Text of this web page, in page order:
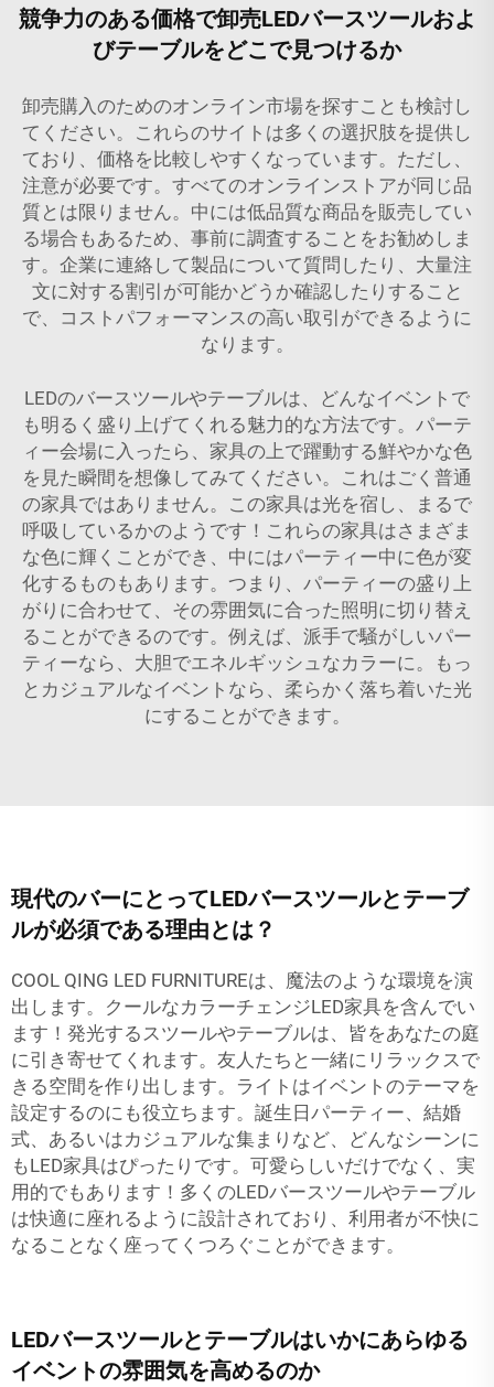
競争力のある価格で卸売LEDバースツールおよ
びテーブルをどこで見つけるか
卸売購入のためのオンライン市場を探すことも検討し
てください。これらのサイトは多くの選択肢を提供し
ており、価格を比較しやすくなっています。ただし、
注意が必要です。すべてのオンラインストアが同じ品
質とは限りません。中には低品質な商品を販売してい
る場合もあるため、事前に調査することをお勧めしま
す。企業に連絡して製品について質問したり、大量注
文に対する割引が可能かどうか確認したりすること
で、コストパフォーマンスの高い取引ができるように
なります。
LEDのバースツールやテーブルは、どんなイベントで
も明るく盛り上げてくれる魅力的な方法です。パーテ
ィー会場に入ったら、家具の上で躍動する鮮やかな色
を見た瞬間を想像してみてください。これはごく普通
の家具ではありません。この家具は光を宿し、まるで
呼吸しているかのようです！これらの家具はさまざま
な色に輝くことができ、中にはパーティー中に色が変
化するものもあります。つまり、パーティーの盛り上
がりに合わせて、その雰囲気に合った照明に切り替え
ることができるのです。例えば、派手で騒がしいパー
ティーなら、大胆でエネルギッシュなカラーに。もっ
とカジュアルなイベントなら、柔らかく落ち着いた光
にすることができます。
現代のバーにとってLEDバースツールとテーブ
ルが必須である理由とは？
COOL QING LED FURNITUREは、魔法のような環境を演
出します。クールなカラーチェンジLED家具を含んでい
ます！発光するスツールやテーブルは、皆をあなたの庭
に引き寄せてくれます。友人たちと一緒にリラックスで
きる空間を作り出します。ライトはイベントのテーマを
設定するのにも役立ちます。誕生日パーティー、結婚
式、あるいはカジュアルな集まりなど、どんなシーンに
もLED家具はぴったりです。可愛らしいだけでなく、実
用的でもあります！多くのLEDバースツールやテーブル
は快適に座れるように設計されており、利用者が不快に
なることなく座ってくつろぐことができます。
LEDバースツールとテーブルはいかにあらゆる
イベントの雰囲気を高めるのか